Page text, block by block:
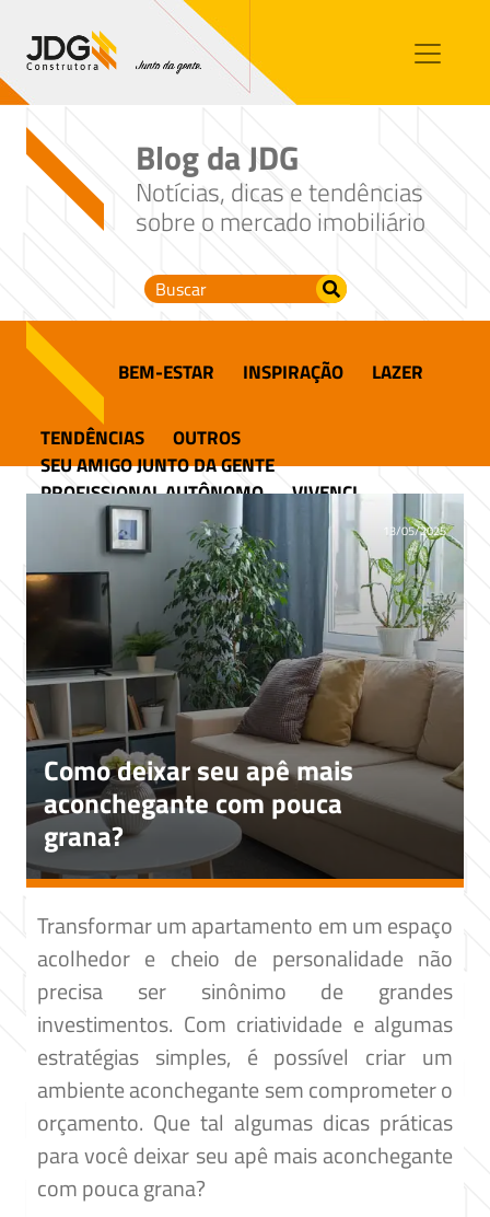
Contato
Sobre nós
Blog
Blog da JDG
Notícias, dicas e tendências
sobre o mercado imobiliário
BEM-ESTAR INSPIRAÇÃO LAZER
TENDÊNCIAS
OUTROS
SEU AMIGO JUNTO DA GENTE
PROFISSIONAL AUTÔNOMO
VIVENCI
Como deixar seu apê mais
aconchegante com pouca
grana?
13/05/2025
​Transformar um apartamento em um espaço
acolhedor e cheio de personalidade não
precisa ser sinônimo de grandes
investimentos. Com criatividade e algumas
estratégias simples, é possível criar um
ambiente aconchegante sem comprometer o
orçamento. Que tal algumas dicas práticas
para você deixar seu apê mais aconchegante
com pouca grana?